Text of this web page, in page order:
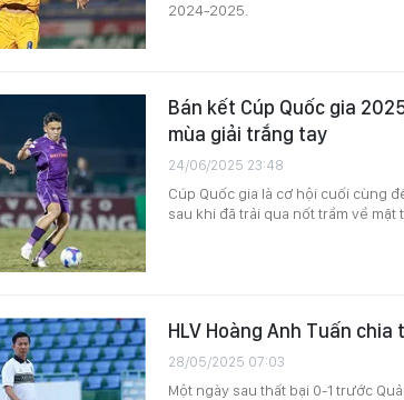
2024-2025.
Bán kết Cúp Quốc gia
mùa giải trắng tay
24/06/2025 23:48
Cúp Quốc gia là cơ hội cuối cùng
sau khi đã trải qua nốt trầm về
HLV Hoàng Anh Tuấn chia
28/05/2025 07:03
Một ngày sau thất bại 0-1 trước